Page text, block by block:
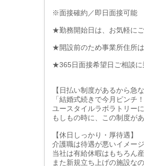
※面接確約／即日面接可能
★勤務開始日は、お気軽に
★開設前のため事業所住所
★365日面接希望日ご相談に
【日払い制度があるから急
「結婚式続きで今月ピンチ
ユースタイルラボラトリー
もしもの時に、この制度が
【休日しっかり・厚待遇】
介護職は待遇が悪いイメー
当社は有給休暇はもちろん
また新規立ち上げの施設な